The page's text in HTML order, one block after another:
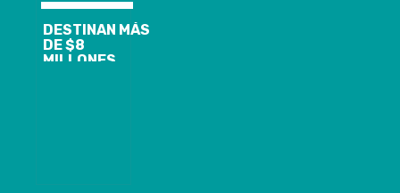
DESTINAN MÁS
DE $8
MILLONES